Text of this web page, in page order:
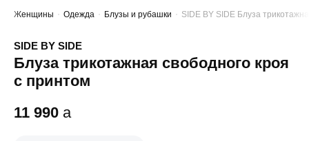
Женщины Одежда Блузы и рубашки SIDE BY SIDE Блуза
SIDE BY SIDE
Блуза трикотажная свободного кроя
с принтом
11 990 a